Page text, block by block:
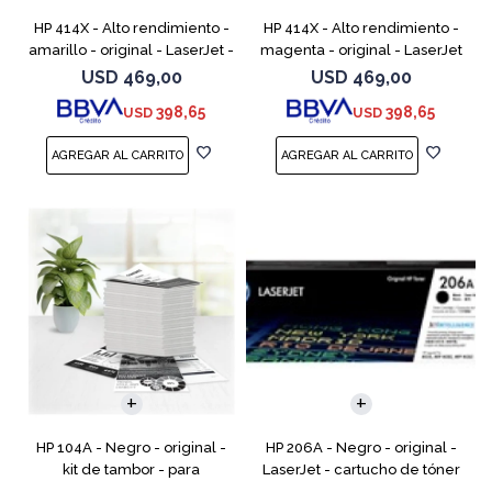
HP 414X - Alto rendimiento -
amarillo - original - LaserJet -
cartucho de tóner (W2022X) -
para Color LaserJet
Enterprise M455,
USD 469,00
USD 398,65
HP 414X - Alto rendimiento -
magenta - original - LaserJet
- cartucho de tóner (W2023X)
- para Color LaserJet
Enterprise M455, M
USD 469,00
USD 398,65
HP 104A - Negro - original -
kit de tambor - para
HP 206A - Negro - original -
LaserJet - cartucho de tóner